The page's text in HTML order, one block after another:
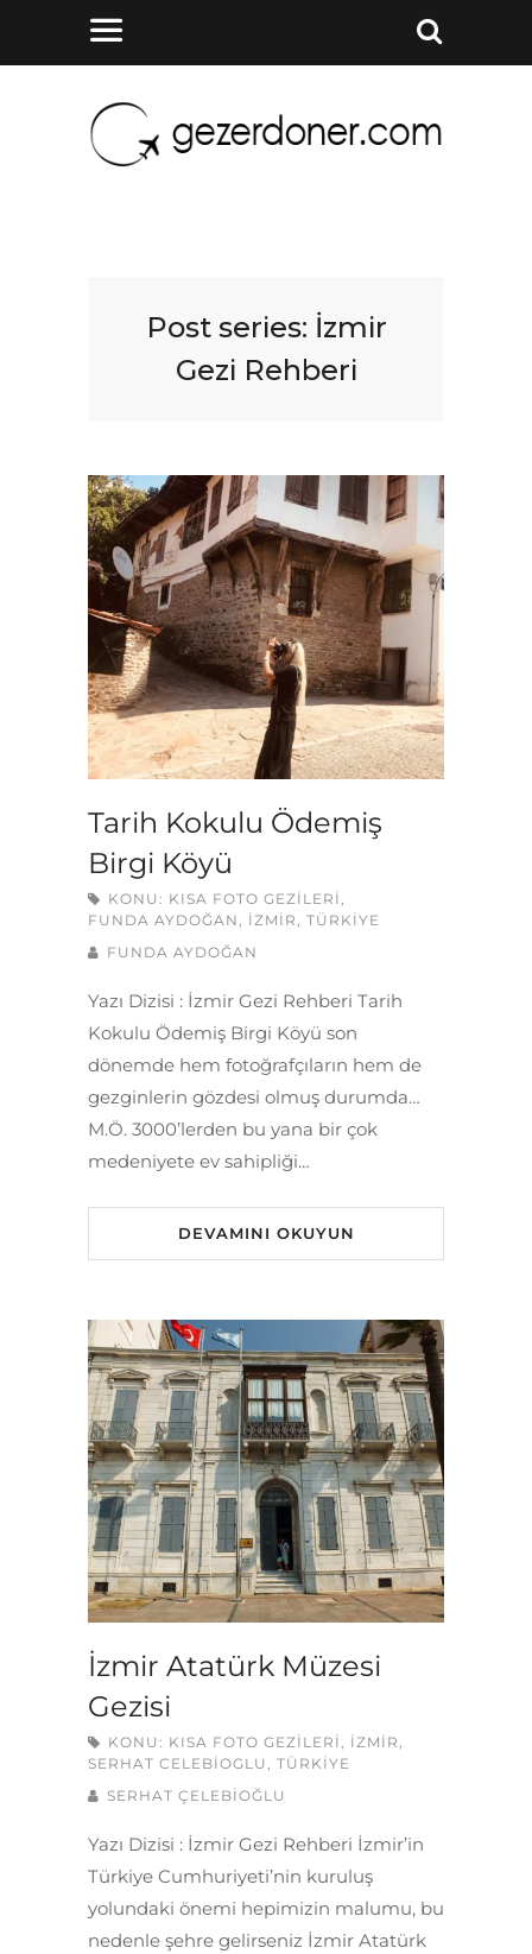
Post series: İzmir
Gezi Rehberi
Tarih Kokulu Ödemiş
Birgi Köyü
KONU: KISA FOTO GEZILERI
FUNDA AYDOĞAN
İZMIR
TÜRKIYE
FUNDA AYDOĞAN
Yazı Dizisi : İzmir Gezi Rehberi Tarih
Kokulu Ödemiş Birgi Köyü son
dönemde hem fotoğrafçıların hem de
gezginlerin gözdesi olmuş durumda…
M.Ö. 3000’lerden bu yana bir çok
medeniyete ev sahipliği…
DEVAMINI OKUYUN
İzmir Atatürk Müzesi
Gezisi
KONU: KISA FOTO GEZILERI , İZMIR,
SERHAT CELEBIOGLU, TÜRKIYE
SERHAT ÇELEBİOĞLU
Yazı Dizisi : İzmir Gezi Rehberi İzmir’in
Türkiye Cumhuriyeti’nin kuruluş
yolundaki önemi hepimizin malumu, bu
nedenle şehre gelirseniz İzmir Atatürk